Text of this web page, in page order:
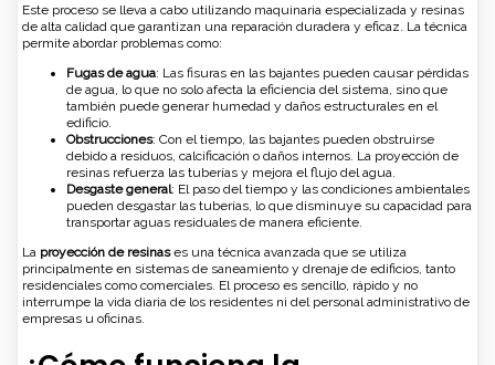
Este proceso se lleva a cabo utilizando maquinaria especializada y resinas
de alta calidad que garantizan una reparación duradera y eficaz. La técnica
permite abordar problemas como:
Fugas de agua: Las fisuras en las bajantes pueden causar pérdidas
de agua, lo que no solo afecta la eficiencia del sistema, sino que
también puede generar humedad y daños estructurales en el
edificio.
Obstrucciones: Con el tiempo, las bajantes pueden obstruirse
debido a residuos, calcificación o daños internos. La proyección de
resinas refuerza las tuberías y mejora el flujo del agua.
Desgaste general: El paso del tiempo y las condiciones ambientales
pueden desgastar las tuberías, lo que disminuye su capacidad para
transportar aguas residuales de manera eficiente.
La proyección de resinases una técnica avanzada que se utiliza
principalmente en sistemas de saneamiento y drenaje de edificios, tanto
residenciales como comerciales. El proceso es sencillo, rápido y no
interrumpe la vida diaria de los residentes ni del personal administrativo de
empresas u oficinas.